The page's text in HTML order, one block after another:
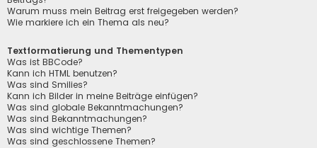
Warum muss mein Beitrag erst freigegeben werden?
Wie markiere ich ein Thema als neu?
Textformatierung und Thementypen
Was ist BBCode?
Kann ich HTML benutzen?
Was sind Smilies?
Kann ich Bilder in meine Beiträge einfügen?
Was sind globale Bekanntmachungen?
Was sind Bekanntmachungen?
Was sind wichtige Themen?
Was sind geschlossene Themen?